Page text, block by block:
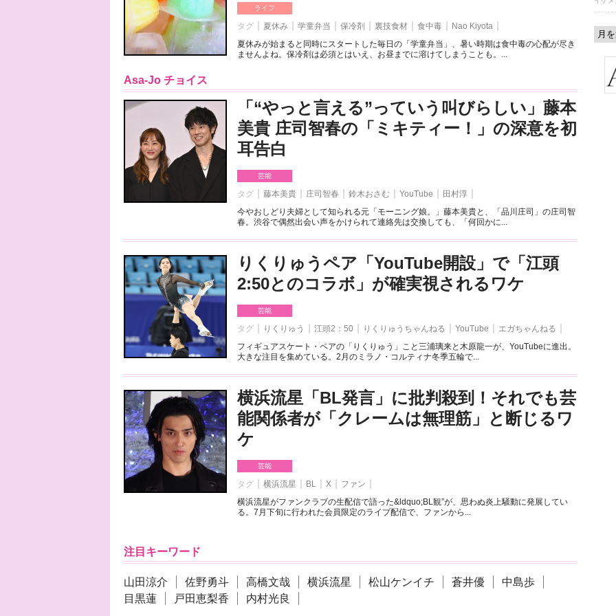
ライフ
タグ 夏休み 学童弁当 保冷剤 裏技食材 食中毒
Nao Kiyota
夏休みが始まると同時にスタートした毎日の「学童弁当」、暑い時期は食中毒の心配が尽き
ませんよね。保冷剤は必須とはいえ、お昼までに溶けてしまうことも。...
Asa-Jo チョイス
「“やっと言える”っていう叫びらしい」藤本
美貴 庄司智春の「ミキティー！」の深意を初
耳告白
芸能
タグ 藤本美貴 庄司智春 鈴木おさむ YouTube
田村淳
今やおしどり夫婦として知られる元「モーニング娘。」藤本美貴と、「品川庄司」の庄司智
春。渋谷で偶然出会い声をかけられて連絡先は交換しても、「何回かに...
りくりゅうペア「YouTube開設」で「江頭
2:50とのコラボ」が確実視されるワケ
芸能
タグ りくりゅう 江頭2：50 りくりゅうちゃんねる YouTube
エガちゃんねる
フィギュアスケート・ペアの「りくりゅう」こと三浦璃来と木原龍一が、YouTubeに進出。
大きな注目を集めている。2月のミラノ・コルティナ冬季五輪で...
横浜流星「BL発言」に批判殺到！それでも芸
能関係者が「クレームは無理筋」と断じるワ
ケ
芸能
タグ 横浜流星 BL X
ファン
横浜流星がファンクラブの生配信で語った&ldquo;BL観”が、思わぬ炎上騒動に発展してい
る。7月下旬に行われた会員限定のライブ配信で、ファンから...
注目キーワード
山田涼介 佐野勇斗 高橋文哉 横浜流星 松山ケンイチ 蒼井優
中島歩
目黒蓮
戸田恵梨香 内村光良